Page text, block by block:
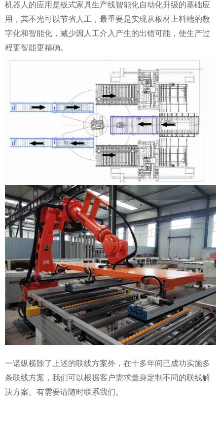
机器人的应用是板式家具生产线智能化自动化升级的基础应
用，其不光可以节省人工，最重要是实现从板材上料端的数
字化和智能化，减少因人工介入产生的出错可能，使生产过
程更智能更精确。
一诺纵横除了上述的联线方案外，在十多年间已成功实施多
条联线方案，我们可以根据客户需求量身定制不同的联线解
决方案。有需要请随时联系我们。